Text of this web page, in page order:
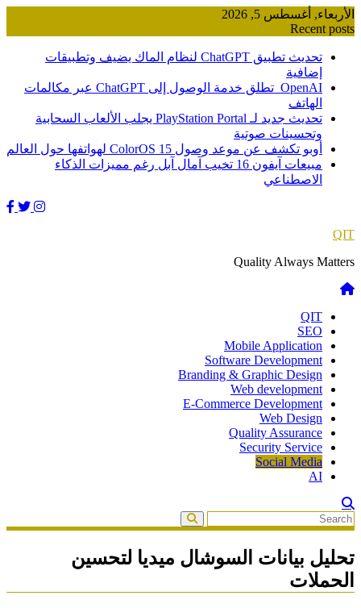
Skip
to
الأربعاء, أغسطس 5, 2026
Recent posts
تحديث تطبيق ChatGPT لنظام الماك يضيف وتطبيقات
إضافية
OpenAI تطلق خدمة الوصول إلى ChatGPT عبر مكالمات
الهاتف
تحديث جديد لـ PlayStation Portal يجلب الألعاب السحابية
وتحسينات صوتية
أوبو تكشف عن موعد وصول ColorOS 15 لهواتفها حول العالم
مبيعات آيفون 16 تخيب آمال آبل رغم مميزات الذكاء
الاصطناعي
QIT
Quality Always Matters
QIT
SEO
Mobile Application
Software Development
Branding & Graphic Design
Web development
E-Commerce Development
Web Design
Quality Assurance
Security Service
Social Media
AI
تحليل بيانات السوشال ميديا لتحسين
الحملات